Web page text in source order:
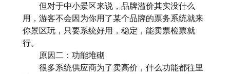
但对于中小景区来说，品牌溢价其实没什么
用，游客不会因为你用了某个品牌的票务系统就来
你景区玩，只要系统好用，稳定，能卖票检票就
行。
原因二：功能堆砌
很多系统供应商为了卖高价，什么功能都往里